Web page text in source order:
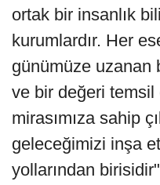
ortak bir insanlık
kurumlardır. Her
günümüze uzanan
ve bir değeri temsil
mirasımıza sahip
geleceğimizi inşa
yollarından